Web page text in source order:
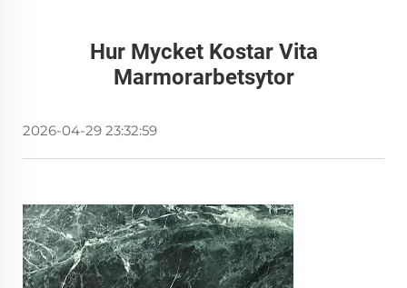
Hur Mycket Kostar Vita
Marmorarbetsytor
2026-04-29 23:32:59